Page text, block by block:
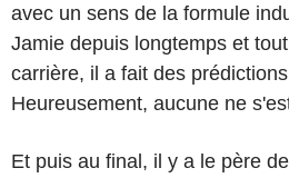
avec un sens de la formule
Jamie depuis longtemps et
carrière, il a fait des
Heureusement, aucune ne
Et puis au final, il y a le père